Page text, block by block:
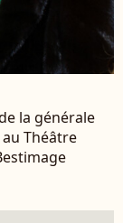
la générale
au Théâtre